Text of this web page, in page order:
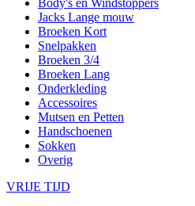
Body's en Windstoppers
Jacks Lange mouw
Broeken Kort
Snelpakken
Broeken 3/4
Broeken Lang
Onderkleding
Accessoires
Mutsen en Petten
Handschoenen
Sokken
Overig
VRIJE TIJD